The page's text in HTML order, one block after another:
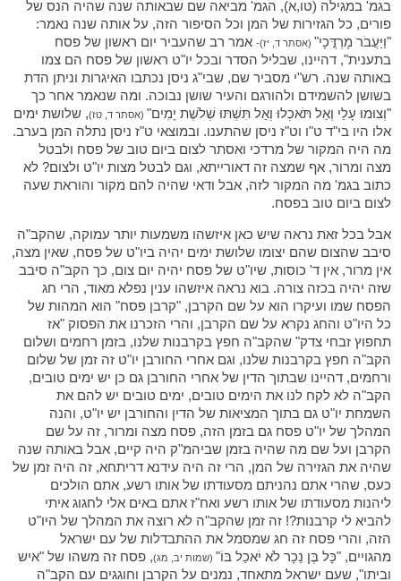
בגמ' במגילה (טו,א), הגמ' מביאה שם שבאותה שנה שהיה הנס של
פורים, כל הגזירות של המן וכל הסיפור הזה, על אותה שנה נאמר:
"וַיַּעֲבֹר מָרְדֳּכָי" (אסתר ד, יז)- אמר רב שהעביר יום ראשון של פסח
בתענית", דהיינו, שבליל הסדר ובכל יו"ט ראשון של פסח הם צמו
באותה שנה. רש"י מסביר שם, שבי"ג ניסן נכתבו האיגרות וניתן הדת
בשושן להשמידם ולהורגם והעיר שושן נבוכה. ומה שנאמר אחר כך
"וְצוּמוּ עָלַי וְאַל תֹּאכְלוּ וְאַל תִּשְׁתּוּ שְׁלֹשֶׁת יָמִים" (אסתר ד, טז), שלושת ימים
אלו היו בי"ד ט"ו וט"ז ניסן שהתענו. ובמוצאי ט"ז ניסן נתלה המן בערב.
מה היה המקור של מרדכי ואסתר לצום ביום טוב של פסח ולבטל
מצה ומרור, אף שמצה זה דאורייתא, וגם לבטל מצות יו"ט ולצום? לא
כתוב בגמ' מה המקור לזה, אבל ודאי שהיה להם מקור והוראת שעה
לצום ביום טוב בפסח.
אבל בכל זאת נראה שיש כאן איזשהו משמעות יותר עמוקה, שהקב"ה
סיבב שהצום שהם יצומו שלושת ימים יהיה ביו"ט של פסח, שאין מצה,
אין מרור, אין ד' כוסות, שיו"ט של פסח יהיה יום צום, כך הקב"ה סיבב
שזה יהיה בכזה צורה. בוא נראה איזשהו ענין נפלא מאוד, הרי חג
הפסח שמו ועיקרו הוא על שם הקרבן, "קרבן פסח" הוא המהות של
כל היו"ט והחג נקרא על שם הקרבן, והרי הזכרנו את הפסוק "אז
תחפוץ זבחי צדק" שהקב"ה חפץ בקרבנות שלנו, בזמן רחמים ושלום
הקב"ה חפץ בקרבנות שלנו, וגם אחרי החורבן יו"ט זה זמן של שלום
ורחמים, דהיינו שבתוך הדין של אחרי החורבן גם כן יש ימים טובים,
הקב"ה לא לקח לנו את הימים טובים, ימים טובים יש להם את
השמחת יו"ט גם בתוך המציאות של הדין והחורבן יש יו"ט, והנה
המהלך של יו"ט פסח גם בזמן הזה, פסח מצה ומרור, זה על שם
הקרבן ועל שם מה שהיה בזמן שביהמ"ק היה קיים, אבל באותה שנה
שהיה את הגזירה של המן, הרי זה היה עידנא דריתחא, זה היה זמן של
כעס, שהרי אתם נהניתם מסעודתו של אותו רשע, אתם הולכים
ליהנות מסעודתו של אותו רשע ואח"ז אתם באים אלי לחגוג איתי
להביא לי קרבנות?! זה זמן שהקב"ה לא רוצה את המהלך של היו"ט
הזה, והרי פסח זה חג שמסמל את ההתבדלות של עם ישראל
מהגויים, "כָּל בֶּן נֵכָר לֹא יֹאכַל בּוֹ" (שמות יב, מג), פסח זה משהו של "איש
וביתו", שעם ישראל מתאחד, נמנים על הקרבן וחוגגים עם הקב"ה